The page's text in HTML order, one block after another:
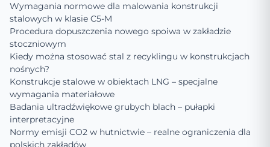
Wymagania normowe dla malowania konstrukcji
stalowych w klasie C5-M
Procedura dopuszczenia nowego spoiwa w zakładzie
stoczniowym
Kiedy można stosować stal z recyklingu w konstrukcjach
nośnych?
Konstrukcje stalowe w obiektach LNG – specjalne
wymagania materiałowe
Badania ultradźwiękowe grubych blach – pułapki
interpretacyjne
Normy emisji CO2 w hutnictwie – realne ograniczenia dla
polskich zakładów